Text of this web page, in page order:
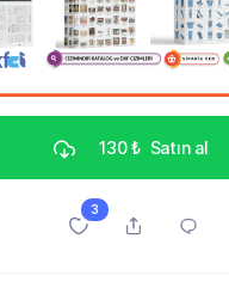
130 ₺ Satın al
3